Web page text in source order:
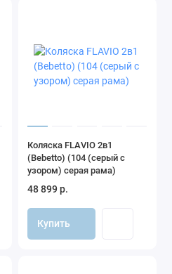
Коляска FLAVIO 2в1
(Bebetto) (104 (серый с
узором) серая рама)
48 899 р.
Купить